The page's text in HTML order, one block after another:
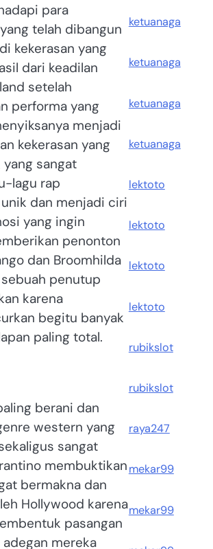
para
telah dibangun
kekerasan yang
dari keadilan
setelah
performa yang
menjadi
kekerasan yang
sangat
lagu rap
dan menjadi ciri
yang ingin
penonton
dan Broomhilda
penutup
karena
begitu banyak
paling total.
berani dan
western yang
sangat
membuktikan
bermakna dan
Hollywood karena
pasangan
mereka
ketuanaga
ketuanaga
ketuanaga
ketuanaga
lektoto
lektoto
lektoto
lektoto
rubikslot
rubikslot
raya247
mekar99
mekar99